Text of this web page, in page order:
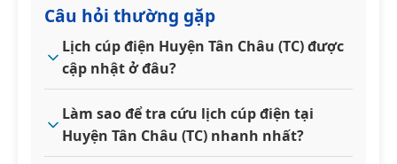
Câu hỏi thường gặp
Lịch cúp điện Huyện Tân Châu (TC) được
cập nhật ở đâu?
Làm sao để tra cứu lịch cúp điện tại
Huyện Tân Châu (TC) nhanh nhất?